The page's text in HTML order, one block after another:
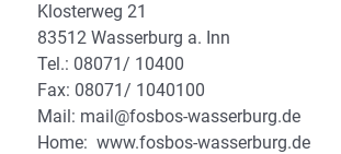
Klosterweg 21
83512 Wasserburg a. Inn
Tel.: 08071/ 10400
Fax: 08071/ 1040100
Mail: mail@fosbos-wasserburg.de
Home: www.fosbos-wasserburg.de